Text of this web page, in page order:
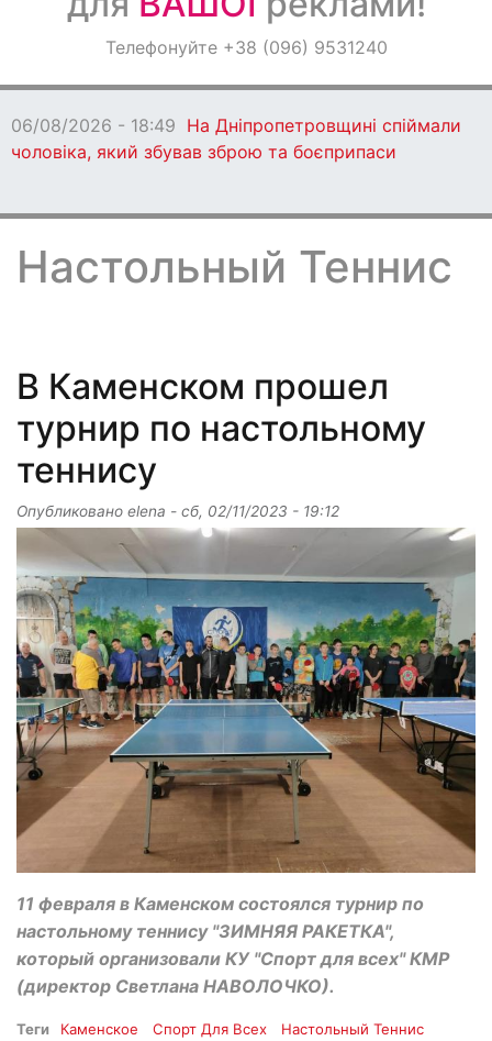
ОголошенняТелефонуйте +38 (096) 9531240
06/08/2026 - 18:47 Ворог протягом дня
бив по Дніпропетровщині: є загиблі
Настольный Теннис
В Каменском прошел
турнир по настольному
теннису
Опубликовано elena - сб, 02/11/2023 - 19:12
11 февраля в Каменском состоялся турнир по
настольному теннису "ЗИМНЯЯ РАКЕТКА",
который организовали КУ "Спорт для всех" КМР
(директор Светлана НАВОЛОЧКО).
Теги Каменское Спорт Для Всех Настольный Теннис